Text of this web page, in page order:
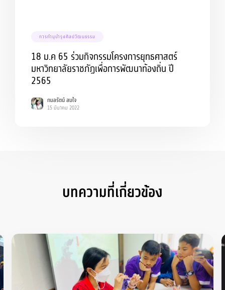
การทำนุบำรุงศิลปวัฒนธรรม
18 ม.ค 65 ร่วมกิจกรรมโครงการยุทธศาสตร์
มหาวิทยาลัยราชภัฏเพื่อการพัฒนาท้องถิ่น ปี
2565
กมลรัตน์ สมใจ
15 มีนาคม 2022
บทความที่เกี่ยวข้อง